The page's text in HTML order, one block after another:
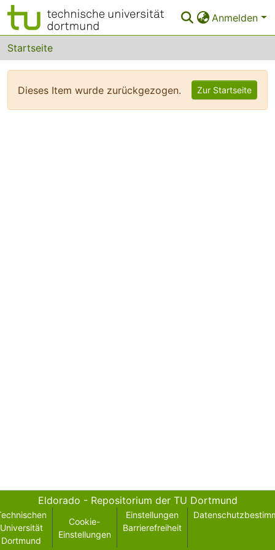
Anmelden
Bereiche & Sammlungen
Das gesamte Repositorium
FAQ
Startseite
Dieses Item wurde zurückgezogen. Zur Startseite
Eldorado - Repositorium der TU Dortmund
Universität
Dortmund
Cookie-
Einstellungen
Einstellungen
Barrierefreiheit